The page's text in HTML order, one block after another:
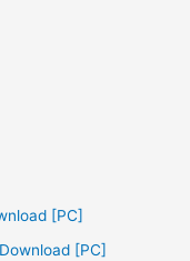
[PC]
[PC]